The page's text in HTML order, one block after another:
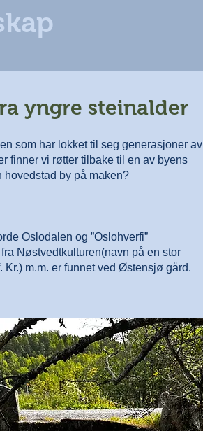
yngre steinalder
som har lokket til seg generasjoner av
finner vi røtter tilbake til en av byens
hovedstad by på maken?
Oslodalen og ”Oslohverfi”
Nøstvedtkulturen(navn på en stor
m.m. er funnet ved Østensjø gård.